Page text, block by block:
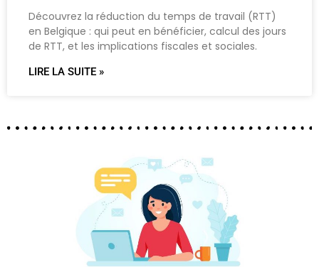
Découvrez la réduction du temps de travail (RTT)
en Belgique : qui peut en bénéficier, calcul des jours
de RTT, et les implications fiscales et sociales.
LIRE LA SUITE »